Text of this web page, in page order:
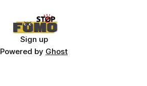
Sign up
Powered by Ghost